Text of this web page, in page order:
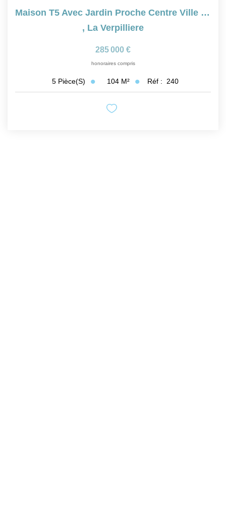
Maison T5 Avec Jardin Proche Centre Ville Et Gare
, La Verpilliere
285 000 €
honoraires compris
5 Pièce(s) 104 M² Réf : 240